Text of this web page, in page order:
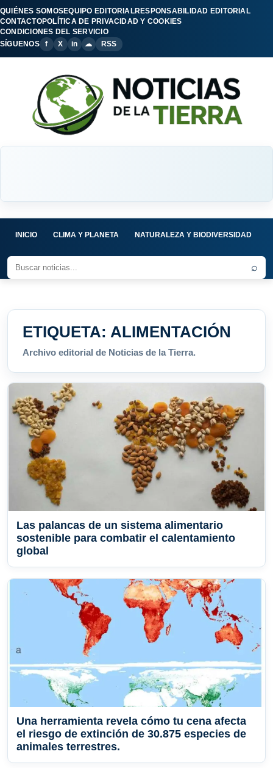
QUIÉNES SOMOSEQUIPO EDITORIALRESPONSABILIDAD EDITORIAL
CONTACTOPOLÍTICA DE PRIVACIDAD Y COOKIES
CONDICIONES DEL SERVICIO
SÍGUENOS
f X in ☁ RSS
INICIO CLIMA Y PLANETA NATURALEZA Y BIODIVERSIDAD
⌕
ETIQUETA: ALIMENTACIÓN
Archivo editorial de Noticias de la Tierra.
Las palancas de un sistema alimentario
sostenible para combatir el calentamiento
global
Una herramienta revela cómo tu cena afecta
el riesgo de extinción de 30.875 especies de
animales terrestres.